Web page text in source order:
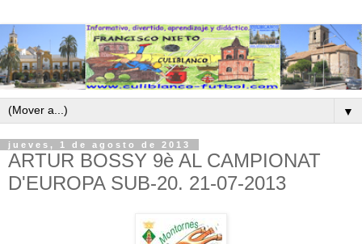
▼
jueves, 1 de agosto de 2013
ARTUR BOSSY 9è AL CAMPIONAT
D'EUROPA SUB-20. 21-07-2013